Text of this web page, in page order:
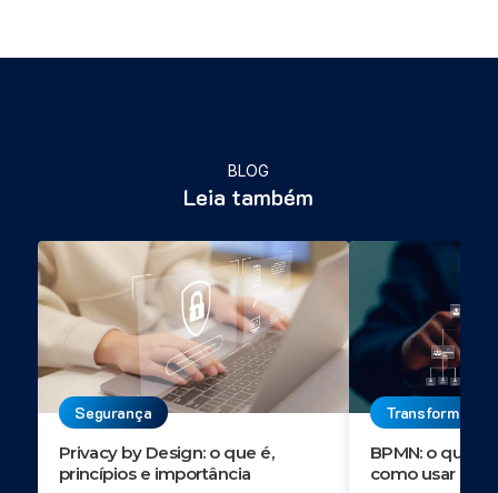
BLOG
Leia também
Segurança
Privacy by Design: o que é,
princípios e importância
BPMN: o que
como usar